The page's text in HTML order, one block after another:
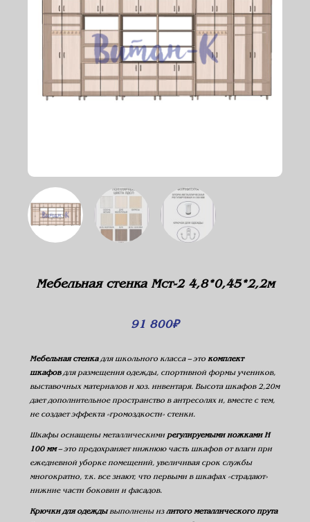
Мебельная стенка Мст-2 4,8*0,45*2,2м
91 800₽
Мебельная стенкадля школьного класса – это комплект
шкафовдля размещения одежды, спортивной формы учеников,
выставочных материалов и хоз. инвентаря. Высота шкафов 2,20м
дает дополнительное пространство в антресолях и, вместе с тем,
не создает эффекта «громоздкости» стенки.
Шкафы оснащены металлическими регулируемыми ножками Н
100 мм– это предохраняет нижнюю часть шкафов от влаги при
ежедневной уборке помещений, увеличивая срок службы
многократно, т.к. все знают, что первыми в шкафах «страдают»
нижние части боковин и фасадов.
Крючки для одеждывыполнены из литого металлического прута